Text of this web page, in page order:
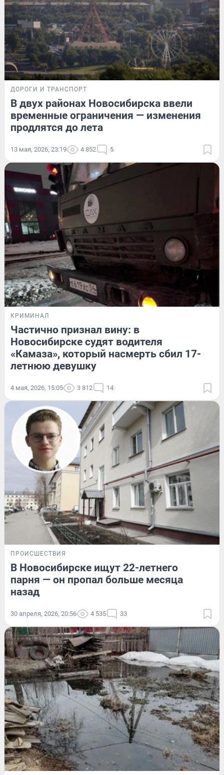
ДОРОГИ И ТРАНСПОРТ
В двух районах Новосибирска ввели
временные ограничения — изменения
продлятся до лета
13 мая, 2026, 23:19 4 852 5
КРИМИНАЛ
Частично признал вину: в
Новосибирске судят водителя
«Камаза», который насмерть сбил 17-
летнюю девушку
4 мая, 2026, 15:05 3 812 14
ПРОИСШЕСТВИЯ
В Новосибирске ищут 22-летнего
парня — он пропал больше месяца
назад
30 апреля, 2026, 20:56 4 535 33